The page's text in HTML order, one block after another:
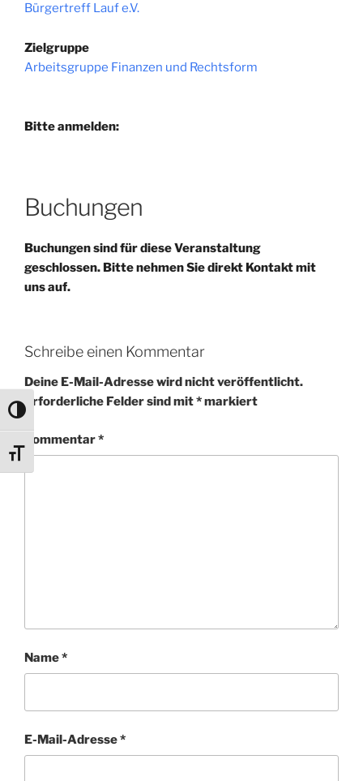
Umschalten auf hohe Kontraste
Schrift vergrößern
Bürgertreff Lauf e.V.
Zielgruppe
Arbeitsgruppe Finanzen und Rechtsform
Bitte anmelden:
Buchungen
Buchungen sind für diese Veranstaltung
geschlossen. Bitte nehmen Sie direkt Kontakt mit
uns auf.
Schreibe einen Kommentar
Deine E-Mail-Adresse wird nicht veröffentlicht.
Erforderliche Felder sind mit*markiert
Kommentar*
Name*
E-Mail-Adresse*